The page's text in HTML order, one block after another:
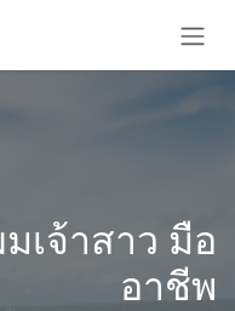
เจ้าสาว มือ
อาชีพ